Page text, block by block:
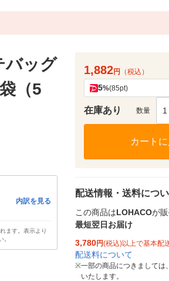
バッグ
（5
内訳を見る
ます。表示より
。
1,882円 （税込）
5%(85pt)
在庫あり 数量 1
カート
配送情報・送料につ
この商品はLOHACOが
最短翌日お届け
3,780円(税込)以上で基本配
配送料について
※一部の商品につきましては
いたします。